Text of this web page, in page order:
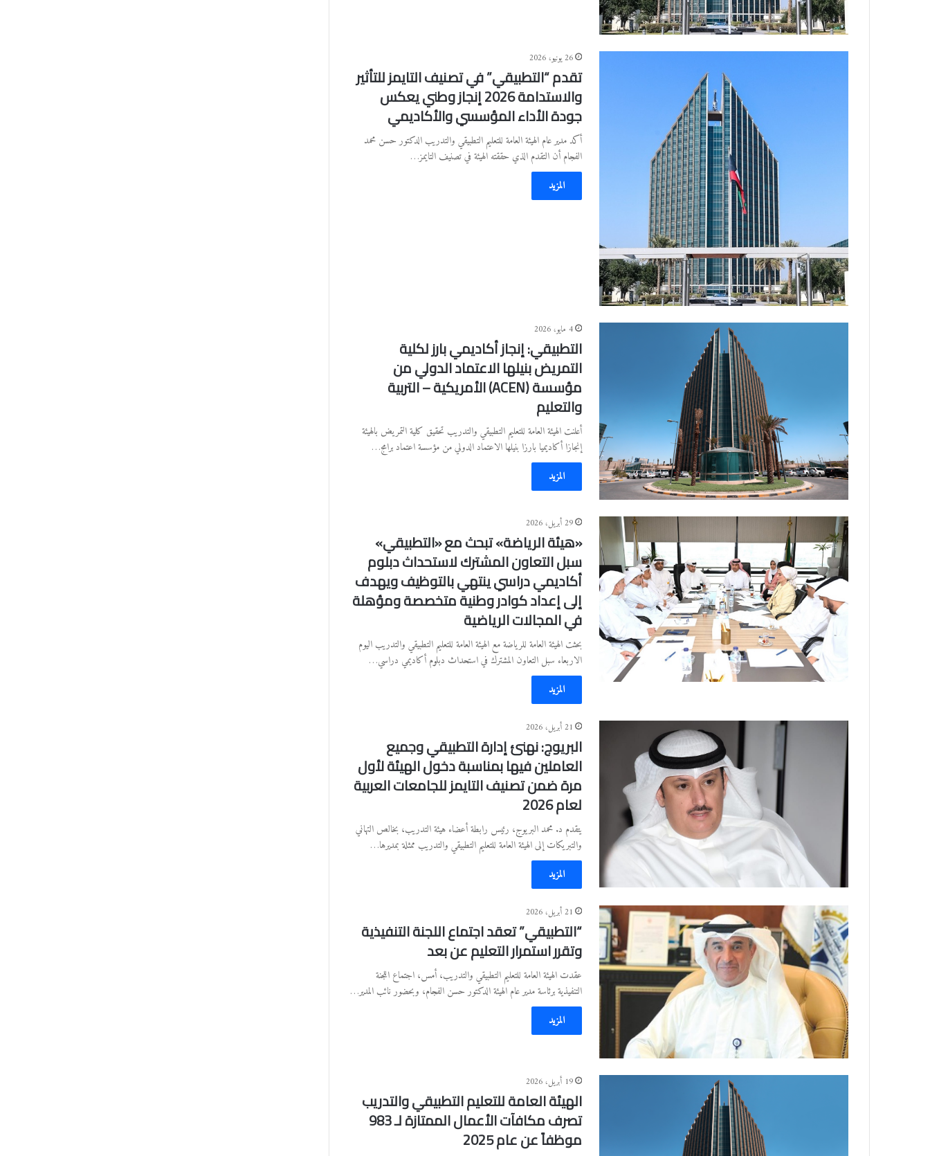
26 يونيو، 2026
تقدم “التطبيقي” في تصنيف التايمز للتأثير
والاستدامة 2026 إنجاز وطني يعكس
جودة الأداء المؤسسي والأكاديمي
أكد مدير عام الهيئة العامة للتعليم التطبيقي والتدريب الدكتور حسن محمد
الفجام أن التقدم الذي حققته الهيئة في تصنيف التايمز…
المزيد
4 مايو، 2026
التطبيقي: إنجاز أكاديمي بارز لكلية
التمريض بنيلها الاعتماد الدولي من
مؤسسة (ACEN) الأمريكية – التربية
والتعليم
أعلنت الهيئة العامة للتعليم التطبيقي والتدريب تحقيق كلية التمريض بالهيئة
إنجازا أكاديميا بارزا بنيلها الاعتماد الدولي من مؤسسة اعتماد برامج…
المزيد
29 أبريل، 2026
‏«هيئة الرياضة» تبحث مع «التطبيقي»
سبل التعاون المشترك لاستحداث دبلوم
أكاديمي دراسي ينتهي بالتوظيف ويهدف
إلى إعداد كوادر وطنية متخصصة ومؤهلة
في المجالات الرياضية
بحثت الهيئة العامة للرياضة مع الهيئة العامة للتعليم التطبيقي والتدريب اليوم
الاربعاء سبل التعاون المشترك في استحداث دبلوم أكاديمي دراسي…
المزيد
21 أبريل، 2026
البريوج: نهنئ إدارة التطبيقي وجميع
العاملين فيها بمناسبة دخول الهيئة لأول
مرة ضمن تصنيف التايمز للجامعات العربية
لعام 2026
يتقدم د. محمد البريوج، رئيس رابطة أعضاء هيئة التدريب، بخالص التهاني
والتبريكات إلى الهيئة العامة للتعليم التطبيقي والتدريب ممثلة بمديرها…
المزيد
21 أبريل، 2026
“التطبيقي” تعقد اجتماع اللجنة التنفيذية
وتقرر استمرار التعليم عن بعد
عقدت الهيئة العامة للتعليم التطبيقي والتدريب، أمس، اجتماع اللجنة
التنفيذية برئاسة مدير عام الهيئة الدكتور حسن الفجام، وبحضور نائب المدير…
المزيد
19 أبريل، 2026
الهيئة العامة للتعليم التطبيقي والتدريب
تصرف مكافآت الأعمال الممتازة لـ 983
موظفاً عن عام 2025